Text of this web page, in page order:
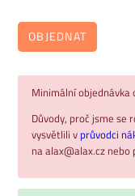
OBJEDNAT
Minimální objednávka
Důvody, proč jsme se
vysvětlili v průvodci
na alax@alax.cz